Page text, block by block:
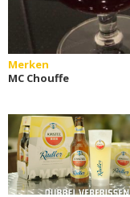
Merken
MC Chouffe